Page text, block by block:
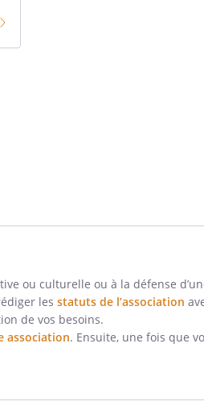
ou culturelle ou à la défense
les statuts de l’association
de vos besoins.
association. Ensuite, une fois que